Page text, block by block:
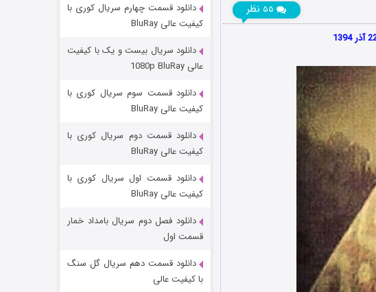
۵۵ نظر
مردگان متحرک: شهر مرده ۳
شکست استوارت در نجات جهان
قسمت ۷ (زیرنویس) منتشر شد
دانلود قسمت چهارم سریال کوری با
کیفیت عالی BluRay
دانلود سریال بیست و یک با کیفیت
عالی 1080p BluRay
دانلود قسمت سوم سریال کوری با
کیفیت عالی BluRay
دانلود قسمت دوم سریال کوری با
کیفیت عالی BluRay
دانلود قسمت اول سریال کوری با
کیفیت عالی BluRay
دانلود فصل دوم سریال بامداد خمار
قسمت اول
دانلود قسمت دهم سریال گل سنگ
با کیفیت عالی